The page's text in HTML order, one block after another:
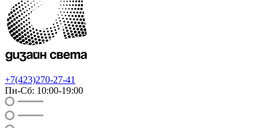
+7(423)270-27-41
Пн-Сб: 10:00-19:00